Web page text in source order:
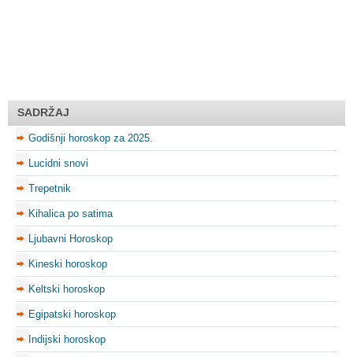
SADRŽAJ
Godišnji horoskop za 2025.
Lucidni snovi
Trepetnik
Kihalica po satima
Ljubavni Horoskop
Kineski horoskop
Keltski horoskop
Egipatski horoskop
Indijski horoskop